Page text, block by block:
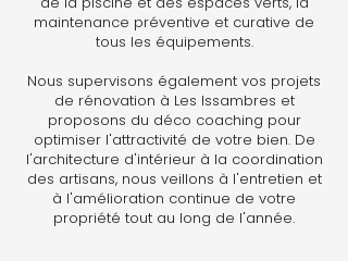
maintenance préventive et curative de
tous les équipements.
Nous supervisons également vos projets
de rénovation à Les Issambres et
proposons du déco coaching pour
optimiser l'attractivité de votre bien. De
l'architecture d'intérieur à la coordination
des artisans, nous veillons à l'entretien et
à l'amélioration continue de votre
propriété tout au long de l'année.